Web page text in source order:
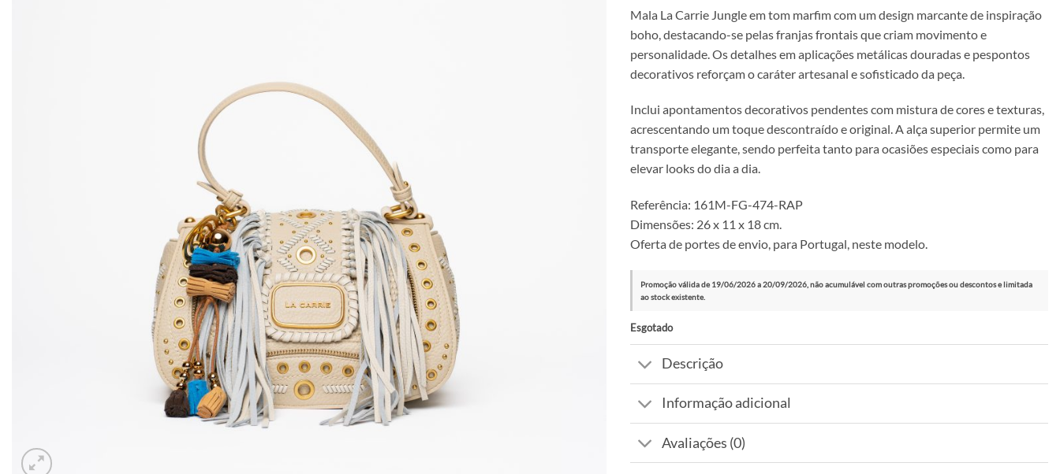
220.00€.154.00€.
Mala La Carrie Jungle em tom marfim com um design marcante de inspiração
boho, destacando-se pelas franjas frontais que criam movimento e
personalidade. Os detalhes em aplicações metálicas douradas e pespontos
decorativos reforçam o caráter artesanal e sofisticado da peça.
Inclui apontamentos decorativos pendentes com mistura de cores e texturas,
acrescentando um toque descontraído e original. A alça superior permite um
transporte elegante, sendo perfeita tanto para ocasiões especiais como para
elevar looks do dia a dia.
Referência: 161M-FG-474-RAP
Dimensões: 26 x 11 x 18 cm.
Oferta de portes de envio, para Portugal, neste modelo.
Promoção válida de 19/06/2026 a 20/09/2026, não acumulável com outras promoções ou descontos e limitada
ao stock existente.
Esgotado
Descrição
Informação adicional
Avaliações (0)